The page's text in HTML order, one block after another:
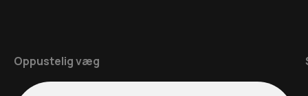
Oppustelig væg